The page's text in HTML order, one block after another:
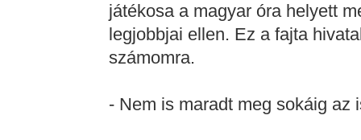
játékosa a magyar óra helyett
legjobbjai ellen. Ez a fajta
számomra.
- Nem is maradt meg sokáig az